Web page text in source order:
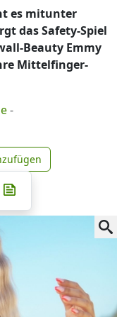
es mitunter
das Safety-Spiel
Beauty Emmy
Mittelfinger-
-
zu Google
Whatsapp
auf Telegram
auf X